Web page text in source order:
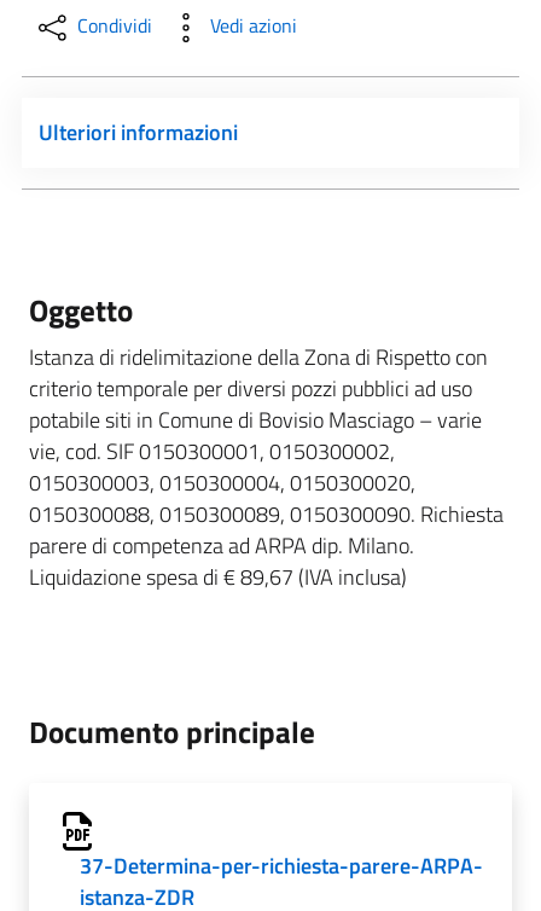
Condividi Vedi azioni
Ulteriori informazioni
Oggetto
Istanza di ridelimitazione della Zona di Rispetto con
criterio temporale per diversi pozzi pubblici ad uso
potabile siti in Comune di Bovisio Masciago – varie
vie, cod. SIF 0150300001, 0150300002,
0150300003, 0150300004, 0150300020,
0150300088, 0150300089, 0150300090. Richiesta
parere di competenza ad ARPA dip. Milano.
Liquidazione spesa di € 89,67 (IVA inclusa)
Documento principale
37-Determina-per-richiesta-parere-ARPA-
istanza-ZDR